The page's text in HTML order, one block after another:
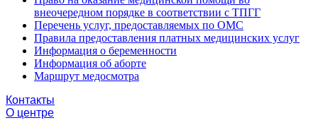
внеочередном порядке в соответствии с ТПГГ
Перечень услуг, предоставляемых по ОМС
Правила предоставления платных медицинских услуг
Информация о беременности
Информация об аборте
Маршрут медосмотра
Контакты
О центре